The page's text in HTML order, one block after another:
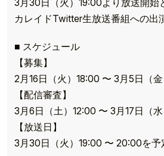
3月30日（火）19:00より放送開始
カレイドTwitter生放送番組への出
■ スケジュール
【募集】
2月16日（火）18:00 〜 3月5日（
【配信審査】
3月6日（土）12:00 〜 3月17日（
【放送日】
3月30日（火）19:00 〜 20:00を予